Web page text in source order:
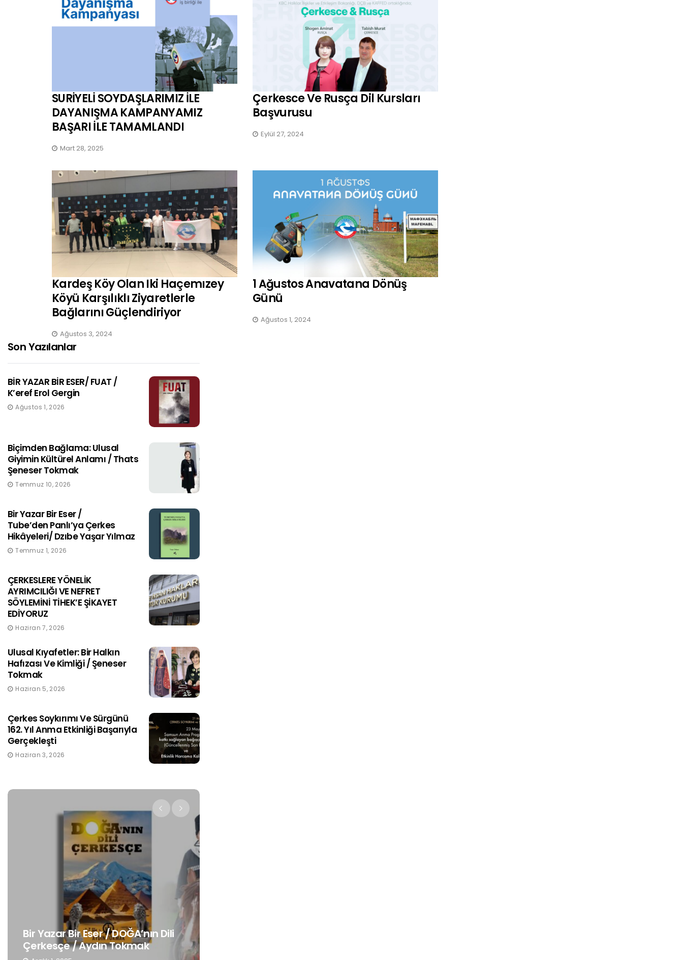
SURİYELİ SOYDAŞLARIMIZ İLE
DAYANIŞMA KAMPANYAMIZ
BAŞARI İLE TAMAMLANDI
Mart 28, 2025
Çerkesce Ve Rusça Dil Kursları
Başvurusu
Eylül 27, 2024
Kardeş Köy Olan Iki Haçemızey
Köyü Karşılıklı Ziyaretlerle
Bağlarını Güçlendiriyor
Ağustos 3, 2024
1 Ağustos Anavatana Dönüş
Günü
Ağustos 1, 2024
Son Yazılanlar
BİR YAZAR BİR ESER/ FUAT /
K’eref Erol Gergin
Ağustos 1, 2026
Biçimden Bağlama: Ulusal
Giyimin Kültürel Anlamı / Thats
Şeneser Tokmak
Temmuz 10, 2026
Bir Yazar Bir Eser /
Tube’den Panlı’ya Çerkes
Hikâyeleri/ Dzıbe Yaşar Yılmaz
Temmuz 1, 2026
ÇERKESLERE YÖNELİK
AYRIMCILIĞI VE NEFRET
SÖYLEMİNİ TİHEK’E ŞİKAYET
EDİYORUZ
Haziran 7, 2026
Ulusal Kıyafetler: Bir Halkın
Hafızası Ve Kimliği / Şeneser
Tokmak
Haziran 5, 2026
Çerkes Soykırımı Ve Sürgünü
162. Yıl Anma Etkinliği Başarıyla
Gerçekleşti
Haziran 3, 2026
Bir Yazar Bir Eser / DOĞA’nın Dili
Çerkesçe / Aydın Tokmak